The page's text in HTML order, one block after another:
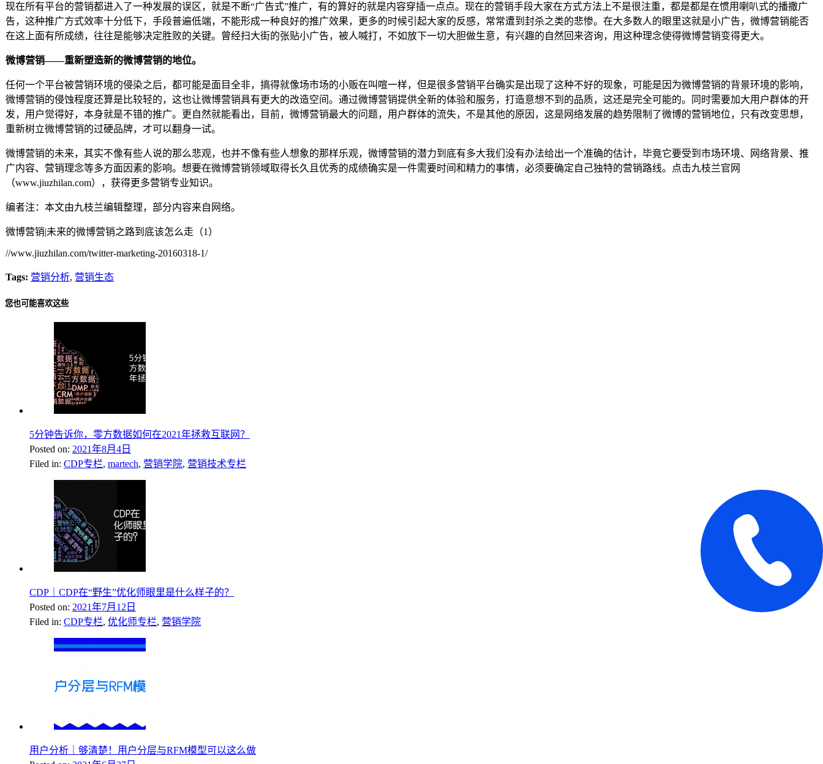
现在所有平台的营销都进入了一种发展的误区，就是不断“广告式”推广，有的算好的就是内容穿插一点点。现在的营销手段大家在方式方法上不是很注重，都是都是在惯用喇叭式的播撒广
告，这种推广方式效率十分低下，手段普遍低端，不能形成一种良好的推广效果，更多的时候引起大家的反感，常常遭到封杀之类的悲惨。在大多数人的眼里这就是小广告，微博营销能否
在这上面有所成绩，往往是能够决定胜败的关键。曾经扫大街的张贴小广告，被人喊打，不如放下一切大胆做生意，有兴趣的自然回来咨询，用这种理念使得微博营销变得更大。
微博营销——重新塑造新的微博营销的地位。
任何一个平台被营销环境的侵染之后，都可能是面目全非，搞得就像场市场的小贩在叫喧一样，但是很多营销平台确实是出现了这种不好的现象，可能是因为微博营销的背景环境的影响，
微博营销的侵蚀程度还算是比较轻的，这也让微博营销具有更大的改造空间。通过微博营销提供全新的体验和服务，打造意想不到的品质，这还是完全可能的。同时需要加大用户群体的开
发，用户觉得好，本身就是不错的推广。更自然就能看出，目前，微博营销最大的问题，用户群体的流失，不是其他的原因，这是网络发展的趋势限制了微博的营销地位，只有改变思想，
重新树立微博营销的过硬品牌，才可以翻身一试。
微博营销的未来，其实不像有些人说的那么悲观，也并不像有些人想象的那样乐观，微博营销的潜力到底有多大我们没有办法给出一个准确的估计，毕竟它要受到市场环境、网络背景、推
广内容、营销理念等多方面因素的影响。想要在微博营销领域取得长久且优秀的成绩确实是一件需要时间和精力的事情，必须要确定自己独特的营销路线。点击九枝兰官网
（www.jiuzhilan.com），获得更多营销专业知识。
编者注：本文由九枝兰编辑整理，部分内容来自网络。
微博营销|未来的微博营销之路到底该怎么走（1）
//www.jiuzhilan.com/twitter-marketing-20160318-1/
Tags: 营销分析, 营销生态
您也可能喜欢这些
5分钟告诉你，零方数据如何在2021年拯救互联网？
Posted on: 2021年8月4日
Filed in: CDP专栏, martech, 营销学院, 营销技术专栏
CDP｜CDP在“野生”优化师眼里是什么样子的？
Posted on: 2021年7月12日
Filed in: CDP专栏, 优化师专栏, 营销学院
用户分析｜够清楚！用户分层与RFM模型可以这么做